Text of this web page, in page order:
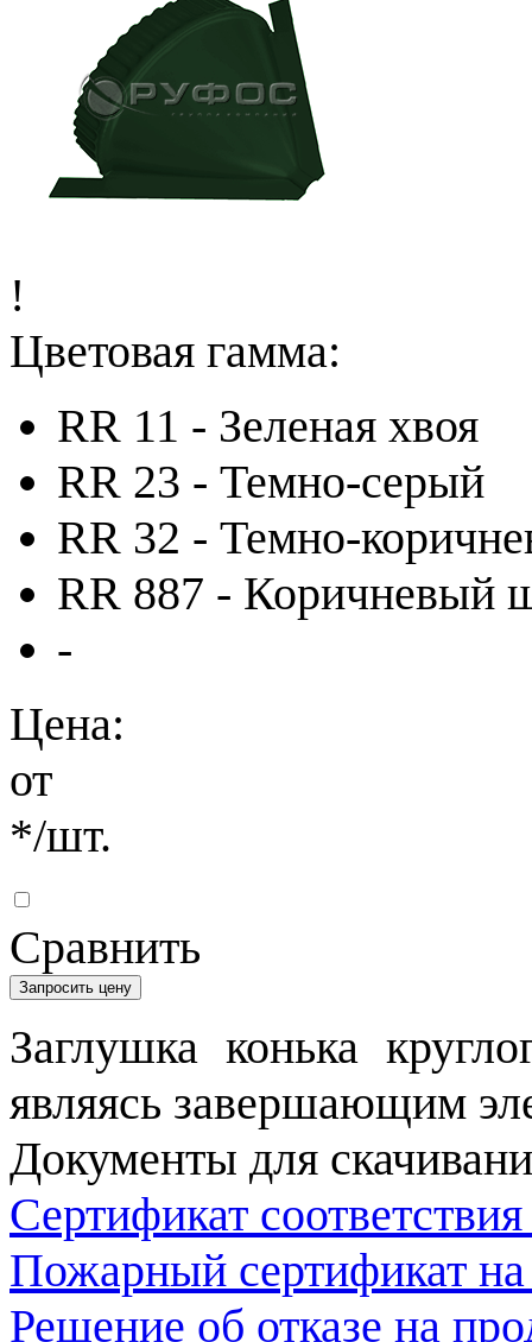
!
Цветовая гамма:
RR 11 - Зеленая хвоя
RR 23 - Темно-серый
RR 32 - Темно-
RR 887 - Коричневый
-
Цена:
от
*/шт.
Сравнить
Запросить цену
Заглушка конька
являясь завершающим
Документы для
Сертификат
Пожарный сертификат
Решение об отказе на